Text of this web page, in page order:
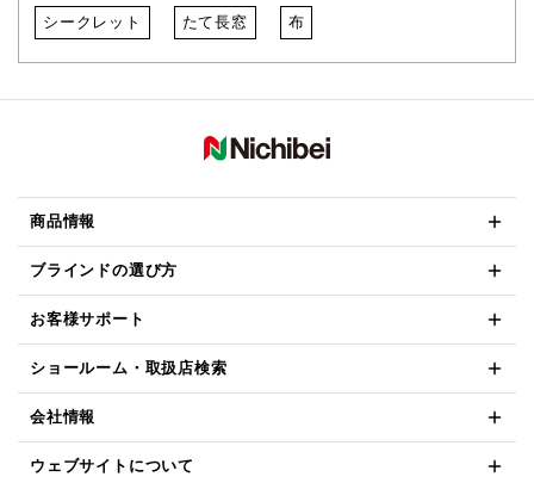
シークレット たて長窓 布
商品情報
ブラインドの選び方
お客様サポート
ショールーム・取扱店検索
会社情報
ウェブサイトについて